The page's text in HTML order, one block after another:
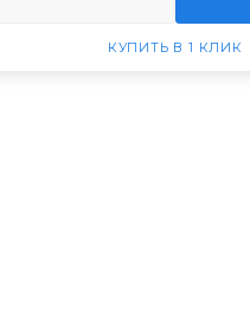
КУПИТЬ В 1 КЛИК